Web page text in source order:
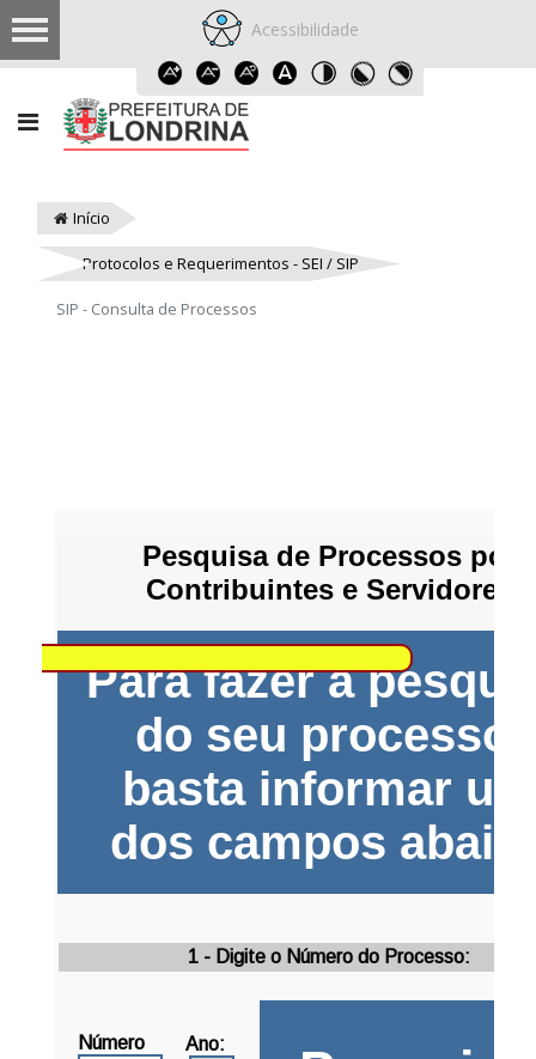
Acessibilidade
Início
Protocolos e Requerimentos - SEI / SIP
SIP - Consulta de Processos